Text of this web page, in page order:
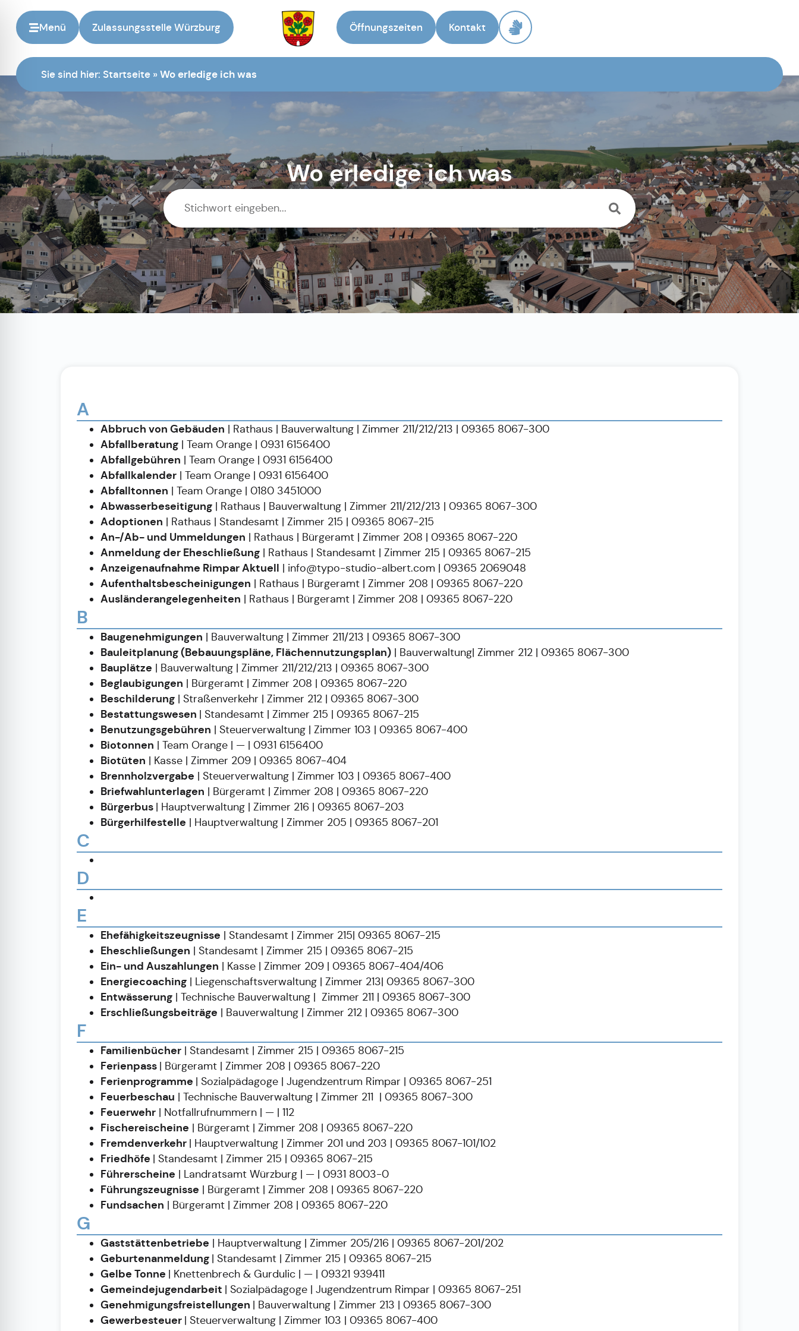
Menü Zulassungsstelle Würzburg
Zur Startseite
Öffnungszeiten Kontakt
Sie sind hier: Startseite » Wo erledige ich was
Wo erledige ich was
A
Abbruch von Gebäuden | Rathaus | Bauverwaltung | Zimmer 211/212/213 | 09365 8067-300
Abfallberatung | Team Orange | 0931 6156400
Abfallgebühren | Team Orange | 0931 6156400
Abfallkalender | Team Orange | 0931 6156400
Abfalltonnen | Team Orange | 0180 3451000
Abwasserbeseitigung | Rathaus | Bauverwaltung | Zimmer 211/212/213 | 09365 8067-300
Adoptionen | Rathaus | Standesamt | Zimmer 215 | 09365 8067-215
An-/Ab- und Ummeldungen | Rathaus | Bürgeramt | Zimmer 208 | 09365 8067-220
Anmeldung der Eheschließung | Rathaus | Standesamt | Zimmer 215 | 09365 8067-215
Anzeigenaufnahme Rimpar Aktuell | info@typo-studio-albert.com | 09365 2069048
Aufenthaltsbescheinigungen | Rathaus | Bürgeramt | Zimmer 208 | 09365 8067-220
Ausländerangelegenheiten | Rathaus | Bürgeramt | Zimmer 208 | 09365 8067-220
B
Baugenehmigungen | Bauverwaltung | Zimmer 211/213 | 09365 8067-300
Bauleitplanung (Bebauungspläne, Flächennutzungsplan) | Bauverwaltung| Zimmer 212 | 09365 8067-300
Bauplätze | Bauverwaltung | Zimmer 211/212/213 | 09365 8067-300
Beglaubigungen | Bürgeramt | Zimmer 208 | 09365 8067-220
Beschilderung | Straßenverkehr | Zimmer 212 | 09365 8067-300
Bestattungswesen | Standesamt | Zimmer 215 | 09365 8067-215
Benutzungsgebühren | Steuerverwaltung | Zimmer 103 | 09365 8067-400
Biotonnen | Team Orange | — | 0931 6156400
Biotüten | Kasse | Zimmer 209 | 09365 8067-404
Brennholzvergabe | Steuerverwaltung | Zimmer 103 | 09365 8067-400
Briefwahlunterlagen | Bürgeramt | Zimmer 208 | 09365 8067-220
Bürgerbus | Hauptverwaltung | Zimmer 216 | 09365 8067-203
Bürgerhilfestelle | Hauptverwaltung | Zimmer 205 | 09365 8067-201
C
D
E
Ehefähigkeitszeugnisse | Standesamt | Zimmer 215| 09365 8067-215
Eheschließungen | Standesamt | Zimmer 215 | 09365 8067-215
Ein- und Auszahlungen | Kasse | Zimmer 209 | 09365 8067-404/406
Energiecoaching | Liegenschaftsverwaltung | Zimmer 213| 09365 8067-300
Entwässerung | Technische Bauverwaltung | Zimmer 211 | 09365 8067-300
Erschließungsbeiträge | Bauverwaltung | Zimmer 212 | 09365 8067-300
F
Familienbücher | Standesamt | Zimmer 215 | 09365 8067-215
Ferienpass | Bürgeramt | Zimmer 208 | 09365 8067-220
Ferienprogramme | Sozialpädagoge | Jugendzentrum Rimpar | 09365 8067-251
Feuerbeschau | Technische Bauverwaltung | Zimmer 211 | 09365 8067-300
Feuerwehr | Notfallrufnummern | — | 112
Fischereischeine | Bürgeramt | Zimmer 208 | 09365 8067-220
Fremdenverkehr | Hauptverwaltung | Zimmer 201 und 203 | 09365 8067-101/102
Friedhöfe | Standesamt | Zimmer 215 | 09365 8067-215
Führerscheine | Landratsamt Würzburg | — | 0931 8003-0
Führungszeugnisse | Bürgeramt | Zimmer 208 | 09365 8067-220
Fundsachen | Bürgeramt | Zimmer 208 | 09365 8067-220
G
Gaststättenbetriebe | Hauptverwaltung | Zimmer 205/216 | 09365 8067-201/202
Geburtenanmeldung | Standesamt | Zimmer 215 | 09365 8067-215
Gelbe Tonne | Knettenbrech & Gurdulic | — | 09321 939411
Gemeindejugendarbeit | Sozialpädagoge | Jugendzentrum Rimpar | 09365 8067-251
Genehmigungsfreistellungen | Bauverwaltung | Zimmer 213 | 09365 8067-300
Gewerbesteuer | Steuerverwaltung | Zimmer 103 | 09365 8067-400